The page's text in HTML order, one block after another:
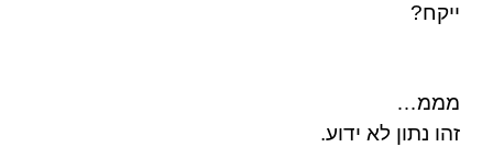
ייקח?
מממ…
זהו נתון לא ידוע.